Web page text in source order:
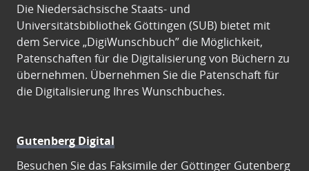
Die Niedersächsische Staats- und
Universitätsbibliothek Göttingen (SUB) bietet mit
dem Service „DigiWunschbuch” die Möglichkeit,
Patenschaften für die Digitalisierung von Büchern zu
übernehmen. Übernehmen Sie die Patenschaft für
die Digitalisierung Ihres Wunschbuches.
Gutenberg Digital
Besuchen Sie das Faksimile der Göttinger Gutenberg